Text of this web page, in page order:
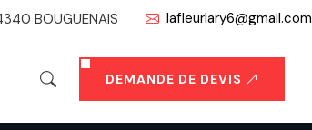
BOUGUENAIS lafleurlary6@gmail.com
DEMANDE DE DEVIS